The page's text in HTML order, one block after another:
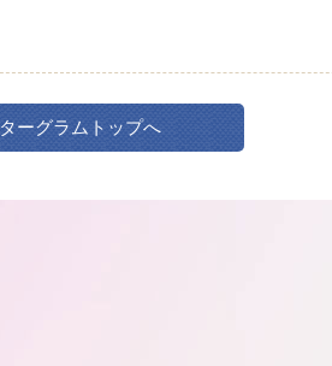
ーグラムトップへ